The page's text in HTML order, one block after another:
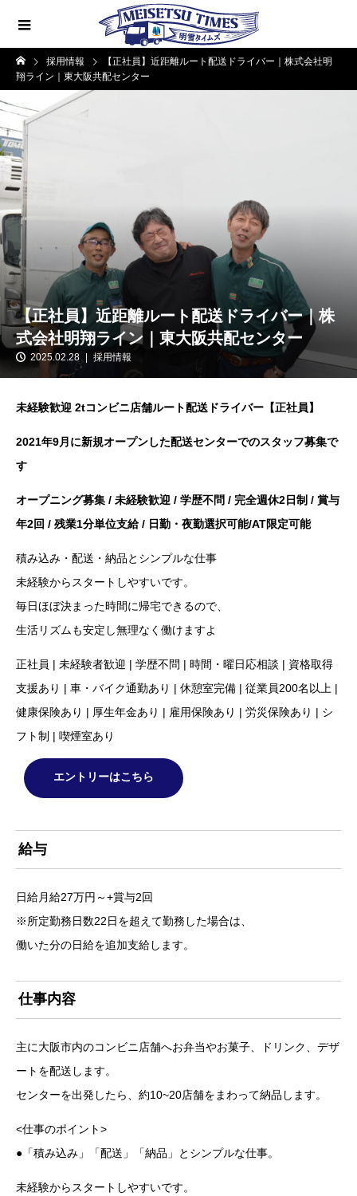
採用情報
【正社員】近距離ルート配送ドライバー｜株式会社明
翔ライン｜東大阪共配センター
【正社員】近距離ルート配送ドライバー｜株
式会社明翔ライン｜東大阪共配センター
2025.02.28 採用情報
未経験歓迎 2tコンビニ店舗ルート配送ドライバー【正社員】
2021年9月に新規オープンした配送センターでのスタッフ募集で
す
オープニング募集 / 未経験歓迎 / 学歴不問 / 完全週休2日制 / 賞与
年2回 / 残業1分単位支給 / 日勤・夜勤選択可能/AT限定可能
積み込み・配送・納品とシンプルな仕事
未経験からスタートしやすいです。
毎日ほぼ決まった時間に帰宅できるので、
生活リズムも安定し無理なく働けますよ
正社員 | 未経験者歓迎 | 学歴不問 | 時間・曜日応相談 | 資格取得
支援あり | 車・バイク通勤あり | 休憩室完備 | 従業員200名以上 |
健康保険あり | 厚生年金あり | 雇用保険あり | 労災保険あり | シ
フト制 | 喫煙室あり
エントリーはこちら
給与
日給月給27万円～+賞与2回
※所定勤務日数22日を超えて勤務した場合は、
働いた分の日給を追加支給します。
仕事内容
主に大阪市内のコンビニ店舗へお弁当やお菓子、ドリンク、デザ
ートを配送します。
センターを出発したら、約10~20店舗をまわって納品します。
<仕事のポイント>
●「積み込み」「配送」「納品」とシンプルな仕事。
未経験からスタートしやすいです。